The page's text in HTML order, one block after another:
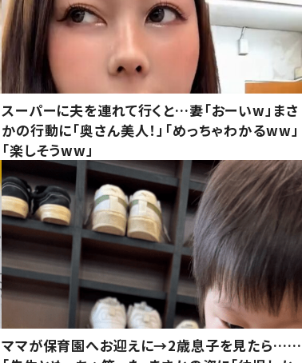
スーパーに夫を連れて行くと…妻「おーいw」まさ
かの行動に「奥さん美人！」「めっちゃわかるww」
「楽しそうww」
ママが保育園へお迎えに→2歳息子を見たら……